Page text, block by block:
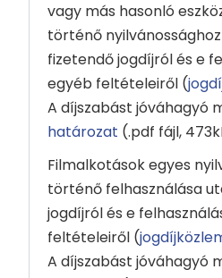
vagy más hasonló
történő
fizetendő jogdíjról és e
egyéb feltételeiről (
A díjszabást jóváhagyó
határozat (.pdf fájl,
Filmalkotások egyes
történő felhasználása
jogdíjról és e
feltételeiről (
A díjszabást jóváhagyó